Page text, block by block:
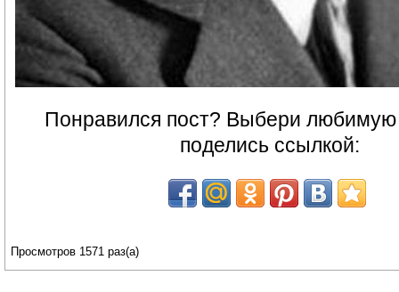
Понравился пост? Выбери любимую
поделись ссылкой:
Просмотров 1571 раз(а)